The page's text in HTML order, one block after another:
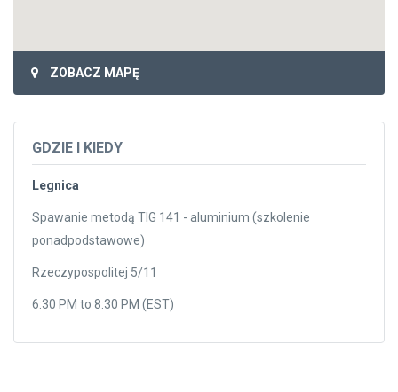
ZOBACZ MAPĘ
GDZIE I KIEDY
Legnica
Spawanie metodą TIG 141 - aluminium (szkolenie
ponadpodstawowe)
Rzeczypospolitej 5/11
6:30 PM to 8:30 PM (EST)